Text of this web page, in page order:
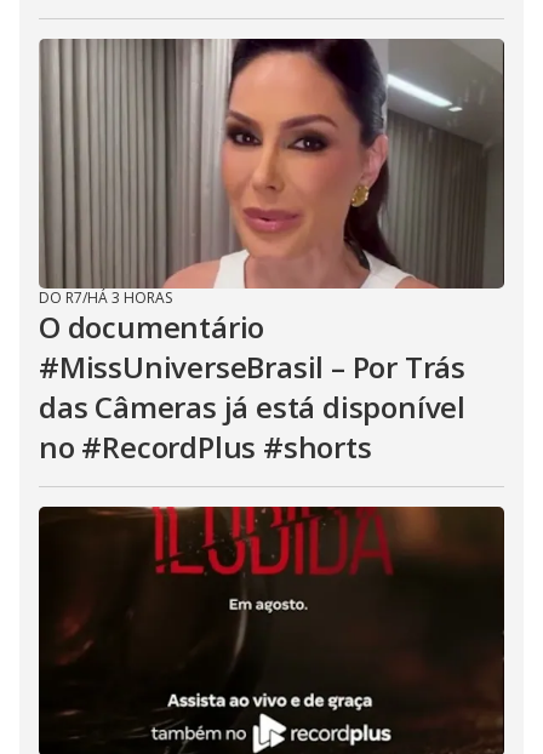
DO R7/HÁ 3 HORAS
O documentário
#MissUniverseBrasil – Por Trás
das Câmeras já está disponível
no #RecordPlus #shorts